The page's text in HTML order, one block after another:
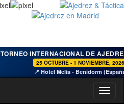
TORNEO INTERNACIONAL DE
25 OCTUBRE - 1 NOVIEMBRE, 2026
📍 Hotel Melia - Benidorm